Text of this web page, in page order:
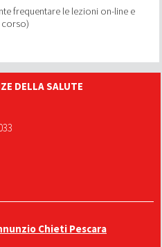
frequentare le lezioni on-line e
corso)
DELLA SALUTE
Chieti Pescara